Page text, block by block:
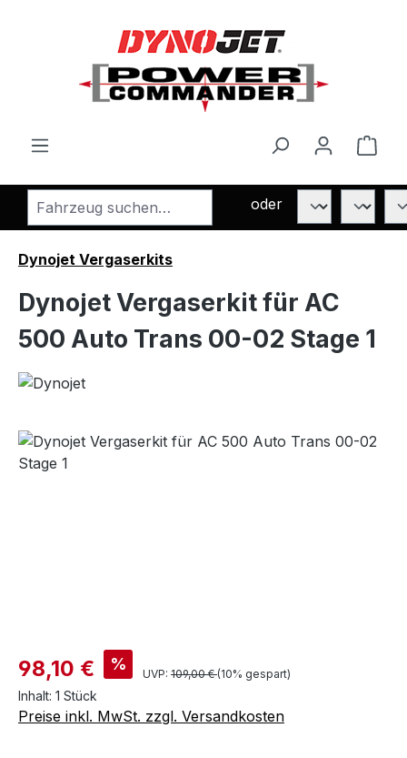
oder
Dynojet Vergaserkits
Dynojet Vergaserkit für AC
500 Auto Trans 00-02 Stage 1
Bildergalerie überspringen
98,10 € %
UVP: 109,00 €(10% gespart)
Inhalt: 1 Stück
Preise inkl. MwSt. zzgl. Versandkosten